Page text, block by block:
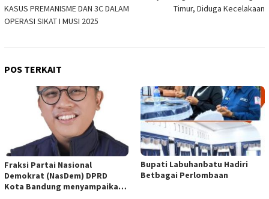
KASUS PREMANISME DAN 3C DALAM
OPERASI SIKAT I MUSI 2025
Timur, Diduga Kecelakaan
POS TERKAIT
Fraksi Partai Nasional
Demokrat (NasDem) DPRD
Kota Bandung menyampaikan
Bupati Labuhanbatu Hadiri
Betbagai Perlombaan